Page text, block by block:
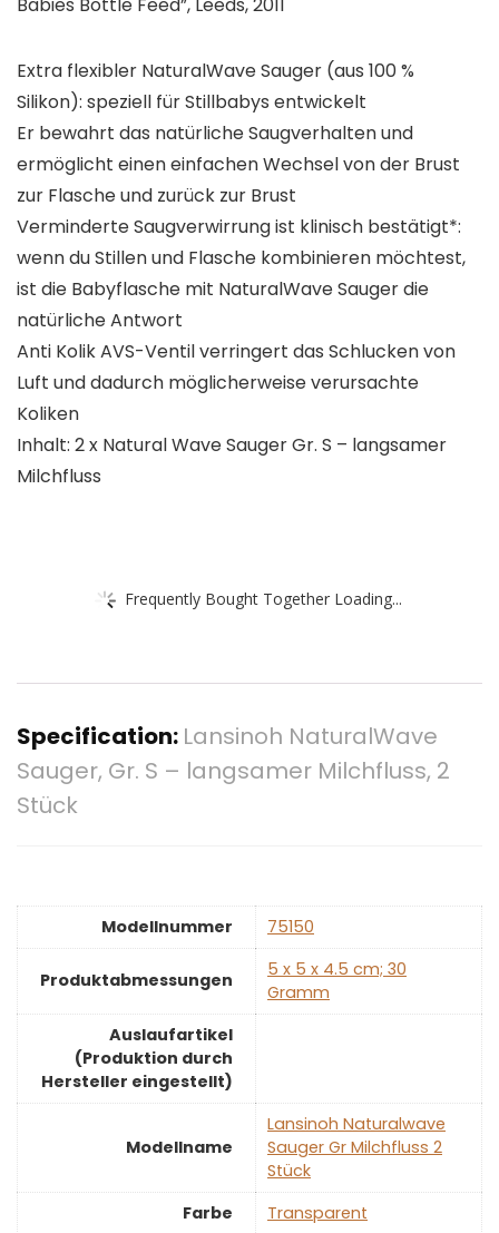
Babies Bottle Feed”, Leeds, 2011
Extra flexibler NaturalWave Sauger (aus 100 %
Silikon): speziell für Stillbabys entwickelt
Er bewahrt das natürliche Saugverhalten und
ermöglicht einen einfachen Wechsel von der Brust
zur Flasche und zurück zur Brust
Verminderte Saugverwirrung ist klinisch bestätigt*:
wenn du Stillen und Flasche kombinieren möchtest,
ist die Babyflasche mit NaturalWave Sauger die
natürliche Antwort
Anti Kolik AVS-Ventil verringert das Schlucken von
Luft und dadurch möglicherweise verursachte
Koliken
Inhalt: 2 x Natural Wave Sauger Gr. S – langsamer
Milchfluss
Frequently Bought Together Loading...
Specification: Lansinoh NaturalWave
Sauger, Gr. S – langsamer Milchfluss, 2
Stück
Modellnummer ‎75150
Produktabmessungen
‎5 x 5 x 4.5 cm; 30
Gramm
Auslaufartikel
(Produktion durch
Hersteller eingestellt)
Modellname
‎Lansinoh Naturalwave
Sauger Gr Milchfluss 2
Stück
Farbe
‎Transparent